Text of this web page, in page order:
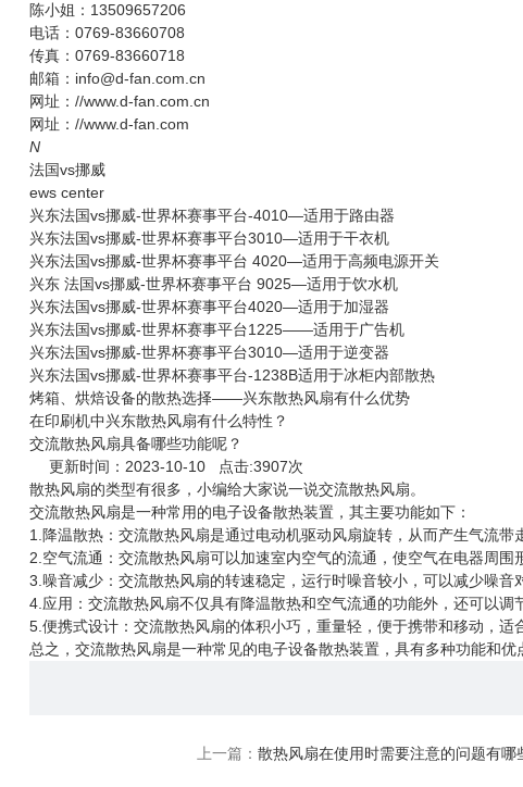
陈小姐：13509657206
电话：0769-83660708
传真：0769-83660718
邮箱：info@d-fan.com.cn
网址：//www.d-fan.com.cn
网址：//www.d-fan.com
N
法国vs挪威
ews center
兴东法国vs挪威-世界杯赛事平台-4010—适用于路由器
兴东法国vs挪威-世界杯赛事平台3010—适用于干衣机
兴东法国vs挪威-世界杯赛事平台 4020—适用于高频电源开关
兴东 法国vs挪威-世界杯赛事平台 9025—适用于饮水机
兴东法国vs挪威-世界杯赛事平台4020—适用于加湿器
兴东法国vs挪威-世界杯赛事平台1225——适用于广告机
兴东法国vs挪威-世界杯赛事平台3010—适用于逆变器
兴东法国vs挪威-世界杯赛事平台-1238B适用于冰柜内部散热
烤箱、烘焙设备的散热选择——兴东散热风扇有什么优势
在印刷机中兴东散热风扇有什么特性？
交流散热风扇具备哪些功能呢？
更新时间：2023-10-10 点击:3907次
散热风扇的类型有很多，小编给大家说一说交流散热风扇。
交流散热风扇是一种常用的电子设备散热装置，其主要功能如下：
1.降温散热：交流散热风扇是通过电动机驱动风扇旋转，从而产生气流
2.空气流通：交流散热风扇可以加速室内空气的流通，使空气在电器周围
3.噪音减少：交流散热风扇的转速稳定，运行时噪音较小，可以减少噪音
4.应用：交流散热风扇不仅具有降温散热和空气流通的功能外，还可以调
5.便携式设计：交流散热风扇的体积小巧，重量轻，便于携带和移动，适
总之，交流散热风扇是一种常见的电子设备散热装置，具有多种功能和优
上一篇：散热风扇在使用时需要注意的问题有哪